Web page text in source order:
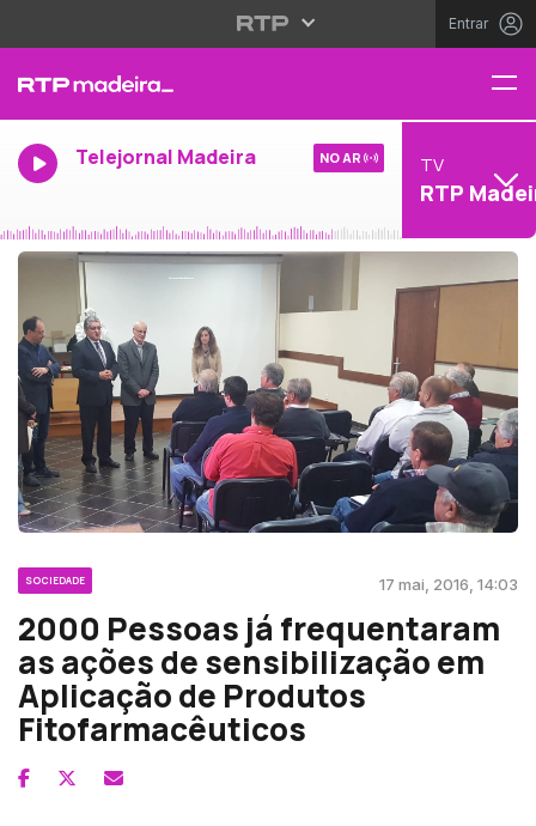
Entrar
Telejornal Madeira NO AR TV
RTP
SOCIEDADE 17 mai, 2016, 14:03
2000 Pessoas já frequentaram
as ações de sensibilização em
Aplicação de Produtos
Fitofarmacêuticos